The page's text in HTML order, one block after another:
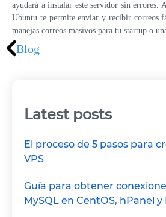
ayudará a instalar este servidor sin errores.
Ubuntu te permite enviar y recibir correos
manejas correos masivos para tu startup o
Blog
Latest posts
El proceso de 5 pasos para
VPS
Guía para obtener
MySQL en CentOS, hPanel y